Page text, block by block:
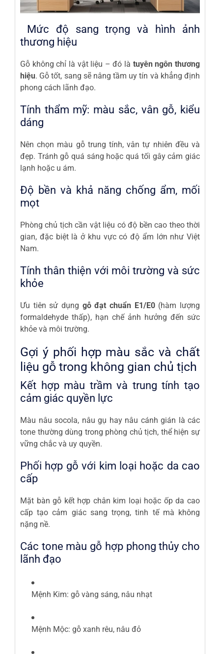
Mức độ sang trọng và hình ảnh
thương hiệu
Gỗ không chỉ là vật liệu – đó là tuyên ngôn thương
hiệu. Gỗ tốt, sang sẽ nâng tầm uy tín và khẳng định
phong cách lãnh đạo.
Tính thẩm mỹ: màu sắc, vân gỗ, kiểu
dáng
Nên chọn màu gỗ trung tính, vân tự nhiên đều và
đẹp. Tránh gỗ quá sáng hoặc quá tối gây cảm giác
lạnh hoặc u ám.
Độ bền và khả năng chống ẩm, mối
mọt
Phòng chủ tịch cần vật liệu có độ bền cao theo thời
gian, đặc biệt là ở khu vực có độ ẩm lớn như Việt
Nam.
Tính thân thiện với môi trường và sức
khỏe
Ưu tiên sử dụng gỗ đạt chuẩn E1/E0(hàm lượng
formaldehyde thấp), hạn chế ảnh hưởng đến sức
khỏe và môi trường.
Gợi ý phối hợp màu sắc và chất
liệu gỗ trong không gian chủ tịch
Kết hợp màu trầm và trung tính tạo
cảm giác quyền lực
Màu nâu socola, nâu gụ hay nâu cánh gián là các
tone thường dùng trong phòng chủ tịch, thể hiện sự
vững chắc và uy quyền.
Phối hợp gỗ với kim loại hoặc da cao
cấp
Mặt bàn gỗ kết hợp chân kim loại hoặc ốp da cao
cấp tạo cảm giác sang trọng, tinh tế mà không
nặng nề.
Các tone màu gỗ hợp phong thủy cho
lãnh đạo
Mệnh Kim: gỗ vàng sáng, nâu nhạt
Mệnh Mộc: gỗ xanh rêu, nâu đỏ